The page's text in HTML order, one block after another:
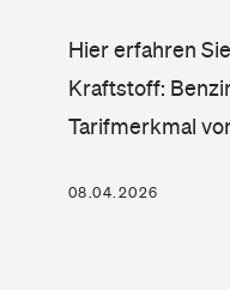
Hier erfahren
Kraftstoff:
Tarifmerkmal
08.04.2026